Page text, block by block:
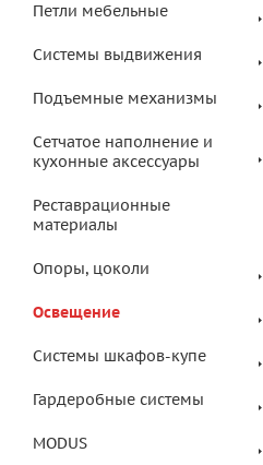
Петли мебельные
Системы выдвижения
Подъемные механизмы
Сетчатое наполнение и
кухонные аксессуары
Реставрационные
материалы
Опоры, цоколи
Освещение
Системы шкафов-купе
Гардеробные системы
MODUS